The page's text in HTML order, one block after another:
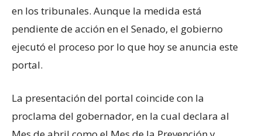
en los tribunales. Aunque la medida está
pendiente de acción en el Senado, el gobierno
ejecutó el proceso por lo que hoy se anuncia este
portal.
La presentación del portal coincide con la
proclama del gobernador, en la cual declara al